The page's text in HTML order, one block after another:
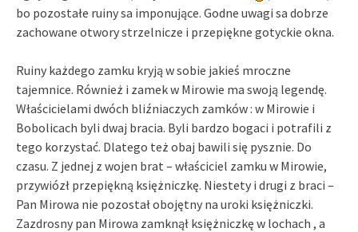
bo pozostałe ruiny sa imponujące. Godne uwagi sa dobrze
zachowane otwory strzelnicze i przepiękne gotyckie okna.
Ruiny każdego zamku kryją w sobie jakieś mroczne
tajemnice. Również i zamek w Mirowie ma swoją legendę.
Właścicielami dwóch bliźniaczych zamków : w Mirowie i
Bobolicach byli dwaj bracia. Byli bardzo bogaci i potrafili z
tego korzystać. Dlatego też obaj bawili się pysznie. Do
czasu. Z jednej z wojen brat – właściciel zamku w Mirowie,
przywiózł przepiękną księżniczkę. Niestety i drugi z braci –
Pan Mirowa nie pozostał obojętny na uroki księżniczki.
Zazdrosny pan Mirowa zamknął księżniczkę w lochach , a